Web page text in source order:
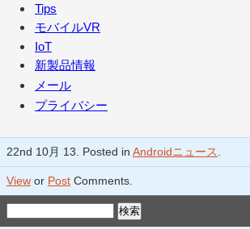
Tips
モバイルVR
IoT
新製品情報
メール
プライバシー
22nd 10月 13. Posted in Androidニュース
View or Post Comments.